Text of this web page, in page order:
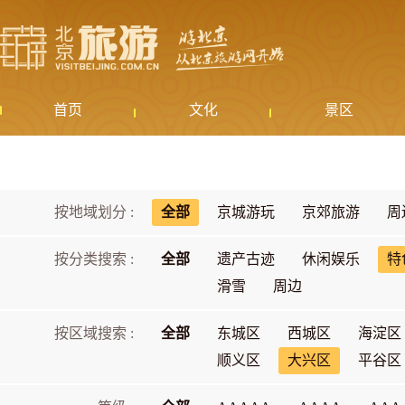
首页 文化 景区
按地域划分 : 全部 京城游玩 京郊旅游 周
按分类搜索 : 全部 遗产古迹 休闲娱乐
特
滑雪
周边
按区域搜索 : 全部 东城区 西城区
海淀区
顺义区
大兴区 平谷区